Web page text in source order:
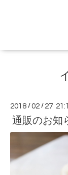
2018 /02 / 27
通販のお知